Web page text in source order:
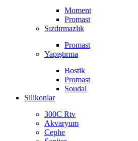
Moment
Promast
Sızdırmazlık
Promast
Yapıştırma
Bostik
Promast
Soudal
Silikonlar
300C Rtv
Akvaryum
Cephe